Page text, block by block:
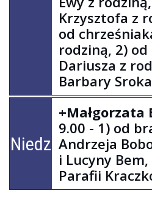
Krzysztofa z
od
rodziną, 2)
Dariusza z
Barbary
Niedziela
+Małgorzata
9.00 - 1) od
Andrzeja
i Lucyny Bem,
Parafii